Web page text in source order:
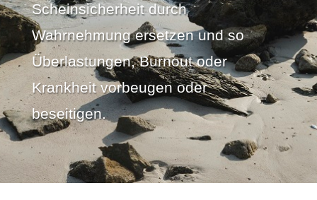
Scheinsicherheit durch
Wahrnehmung ersetzen und so
Überlastungen, Burnout oder
Krankheit vorbeugen oder
beseitigen.